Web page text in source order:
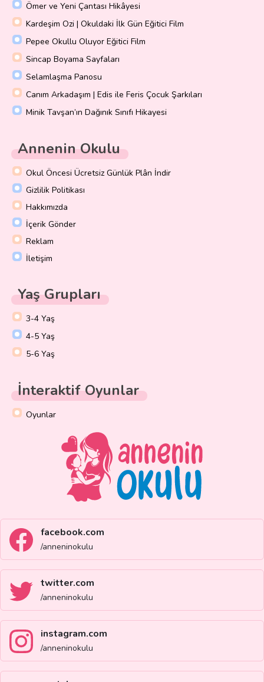
Ömer ve Yeni Çantası Hikâyesi
Kardeşim Ozi | Okuldaki İlk Gün Eğitici Film
Pepee Okullu Oluyor Eğitici Film
Sincap Boyama Sayfaları
Selamlaşma Panosu
Canım Arkadaşım | Edis ile Feris Çocuk Şarkıları
Minik Tavşan’ın Dağınık Sınıfı Hikayesi
Annenin Okulu
Okul Öncesi Ücretsiz Günlük Plân İndir
Gizlilik Politikası
Hakkımızda
İçerik Gönder
Reklam
İletişim
Yaş Grupları
3-4 Yaş
4-5 Yaş
5-6 Yaş
İnteraktif Oyunlar
Oyunlar
facebook.com
/anneninokulu
twitter.com
/anneninokulu
instagram.com
/anneninokulu